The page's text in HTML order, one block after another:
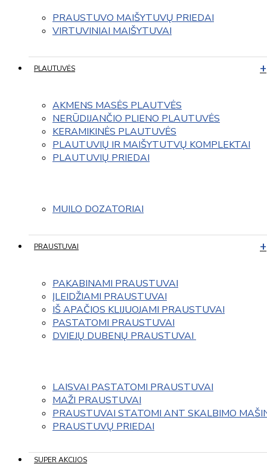
PRAUSTUVO MAIŠYTUVŲ PRIEDAI
VIRTUVINIAI MAIŠYTUVAI
PLAUTUVĖS
AKMENS MASĖS PLAUTVĖS
NERŪDIJANČIO PLIENO PLAUTUVĖS
KERAMIKINĖS PLAUTUVĖS
PLAUTUVIŲ IR MAIŠYTUTVŲ KOMPLEKTAI
PLAUTUVIŲ PRIEDAI
MUILO DOZATORIAI
PRAUSTUVAI
PAKABINAMI PRAUSTUVAI
ĮLEIDŽIAMI PRAUSTUVAI
IŠ APAČIOS KLIJUOJAMI PRAUSTUVAI
PASTATOMI PRAUSTUVAI
DVIEJŲ DUBENŲ PRAUSTUVAI
LAISVAI PASTATOMI PRAUSTUVAI
MAŽI PRAUSTUVAI
PRAUSTUVAI STATOMI ANT SKALBIMO
PRAUSTUVŲ PRIEDAI
SUPER AKCIJOS